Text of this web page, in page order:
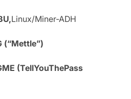
Linux/Miner-ADH
(“Mettle”)
(TellYouThePass